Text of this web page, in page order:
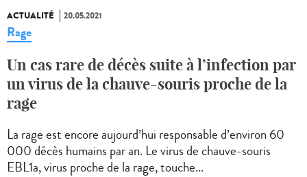
ACTUALITÉ 20.05.2021
Rage
Un cas rare de décès suite à l’infection par
un virus de la chauve-souris proche de la
rage
La rage est encore aujourd’hui responsable d’environ 60
000 décès humains par an. Le virus de chauve-souris
EBL1a, virus proche de la rage, touche...